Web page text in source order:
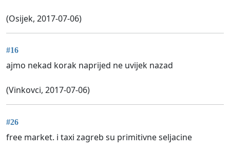
(Osijek, 2017-07-06)
#16
ajmo nekad korak naprijed ne uvijek nazad
(Vinkovci, 2017-07-06)
#26
free market. i taxi zagreb su primitivne seljacine